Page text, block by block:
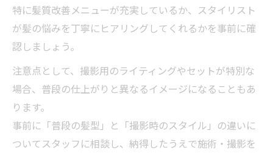
特に髪質改善メニューが充実しているか、スタイリスト
が髪の悩みを丁寧にヒアリングしてくれるかを事前に確
認しましょう。
注意点として、撮影用のライティングやセットが特別な
場合、普段の仕上がりと異なるイメージになることもあ
ります。
事前に「普段の髪型」と「撮影時のスタイル」の違いに
ついてスタッフに相談し、納得したうえで施術・撮影を